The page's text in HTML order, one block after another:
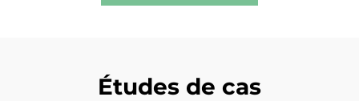
Études de cas